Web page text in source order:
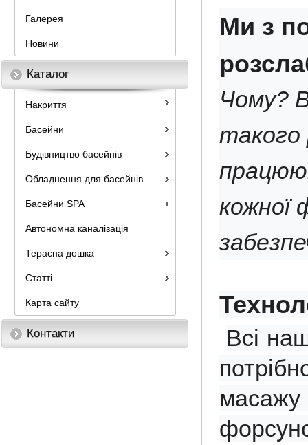
Галерея
Новини
Каталог
Накриття
Басейни
Будівництво басейнів
Обладнення для басейнів
Басейни SPA
Автономна каналізація
Терасна дошка
Статті
Карта сайту
Контакти
Ми з
Чому?
такого
кожної
Всі
масажу